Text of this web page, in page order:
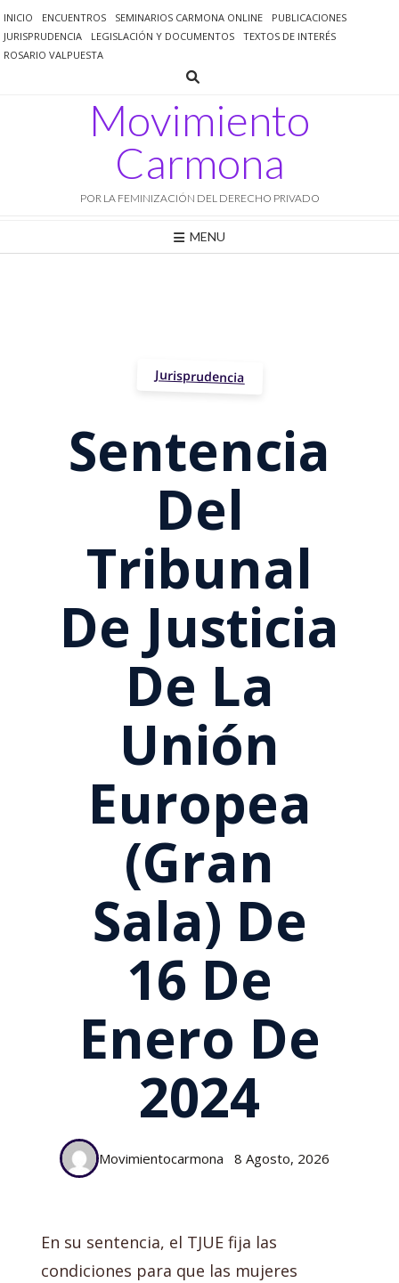
al
contenido
INICIO ENCUENTROS SEMINARIOS CARMONA ONLINE
PUBLICACIONES
JURISPRUDENCIA
LEGISLACIÓN Y DOCUMENTOS
TEXTOS DE INTERÉS
ROSARIO VALPUESTA
Movimiento
Carmona
POR LA FEMINIZACIÓN DEL DERECHO PRIVADO
MENU
Jurisprudencia
Sentencia
Del
Tribunal
De Justicia
De La
Unión
Europea
(Gran
Sala) De
16 De
Enero De
2024
Movimientocarmona 8 Agosto, 2026
En su sentencia, el TJUE fija las
condiciones para que las mujeres